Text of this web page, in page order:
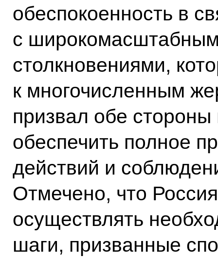
обеспокоенность в
с
столкновениями,
к многочисленным
призвал обе
обеспечить полное
действий и
Отмечено, что
осуществлять
шаги, призванные